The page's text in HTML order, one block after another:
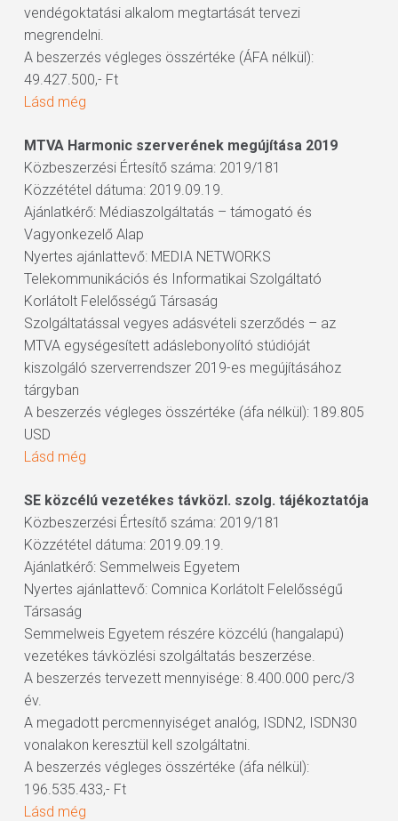
vendégoktatási alkalom megtartását tervezi
megrendelni.
A beszerzés végleges összértéke (ÁFA nélkül):
49.427.500,- Ft
Lásd még
MTVA Harmonic szerverének megújítása 2019
Közbeszerzési Értesítő száma: 2019/181
Közzététel dátuma: 2019.09.19.
Ajánlatkérő: Médiaszolgáltatás – támogató és
Vagyonkezelő Alap
Nyertes ajánlattevő: MEDIA NETWORKS
Telekommunikációs és Informatikai Szolgáltató
Korlátolt Felelősségű Társaság
Szolgáltatással vegyes adásvételi szerződés – az
MTVA egységesített adáslebonyolító stúdióját
kiszolgáló szerverrendszer 2019-es megújításához
tárgyban
A beszerzés végleges összértéke (áfa nélkül): 189.805
USD
Lásd még
SE közcélú vezetékes távközl. szolg. tájékoztatója
Közbeszerzési Értesítő száma: 2019/181
Közzététel dátuma: 2019.09.19.
Ajánlatkérő: Semmelweis Egyetem
Nyertes ajánlattevő: Comnica Korlátolt Felelősségű
Társaság
Semmelweis Egyetem részére közcélú (hangalapú)
vezetékes távközlési szolgáltatás beszerzése.
A beszerzés tervezett mennyisége: 8.400.000 perc/3
év.
A megadott percmennyiséget analóg, ISDN2, ISDN30
vonalakon keresztül kell szolgáltatni.
A beszerzés végleges összértéke (áfa nélkül):
196.535.433,- Ft
Lásd még